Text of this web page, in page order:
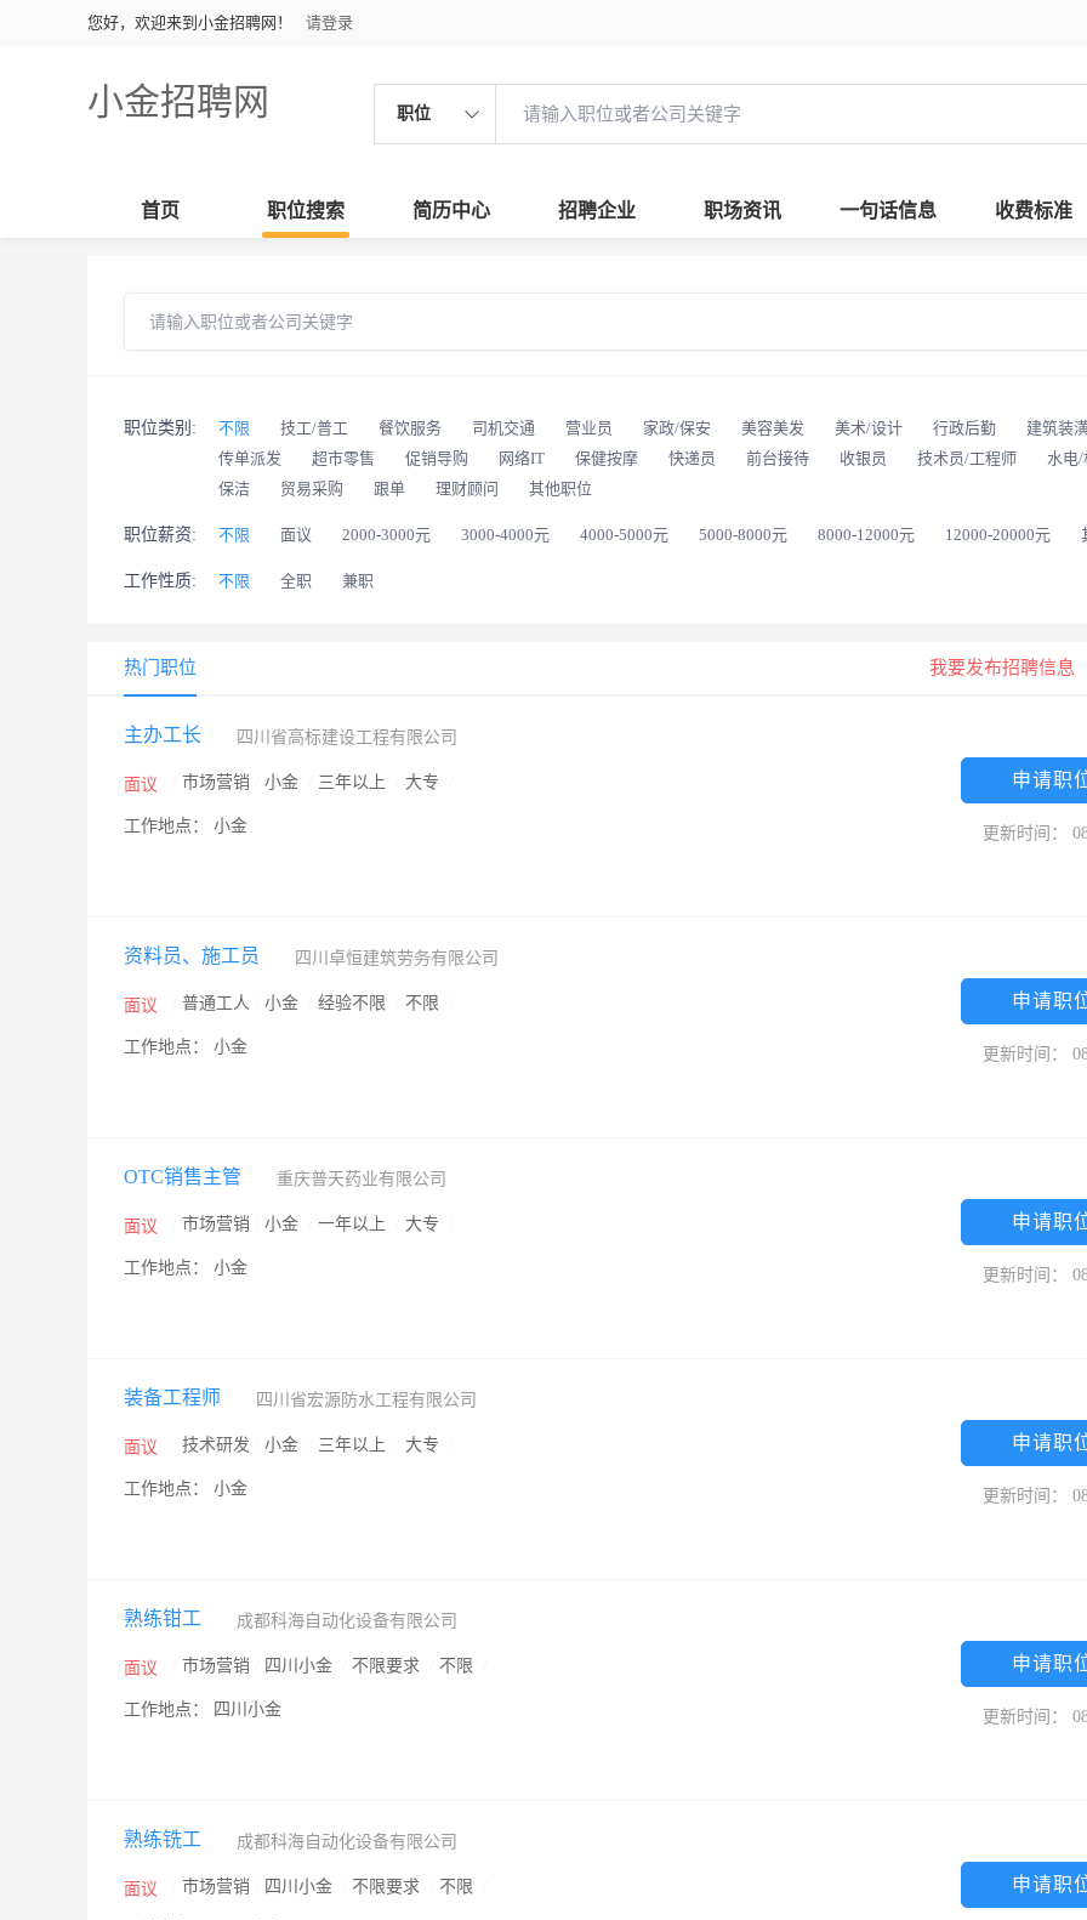
您好，欢迎来到小金招聘网！ 请登录
小金招聘网 职位
首页 职位搜索 简历中心 招聘企业 职场资讯 一句话信息 收费标准
职位类别: 不限 技工/普工 餐饮服务 司机交通 营业员 家政/保安 美容美发 美术/设计 行政后勤 建筑装
传单派发
超市零售 促销导购 网络IT 保健按摩 快递员 前台接待 收银员 技术员/工程师 水电/
保洁
贸易采购 跟单 理财顾问 其他职位
职位薪资: 不限 面议 2000-3000元 3000-4000元 4000-5000元 5000-8000元 8000-12000元 12000-20000元
工作性质: 不限 全职 兼职
热门职位 我要发布招聘信息
主办工长 四川省高标建设工程有限公司
面议 市场营销 小金 三年以上 大专
工作地点： 小金
申请职
更新时间：
资料员、施工员 四川卓恒建筑劳务有限公司
面议 普通工人 小金 经验不限 不限
工作地点： 小金
申请职
更新时间：
OTC销售主管 重庆普天药业有限公司
面议 市场营销 小金 一年以上 大专
工作地点： 小金
申请职
更新时间：
装备工程师 四川省宏源防水工程有限公司
面议 技术研发 小金 三年以上 大专
工作地点： 小金
申请职
更新时间：
熟练钳工 成都科海自动化设备有限公司
面议 市场营销 四川小金 不限要求 不限
工作地点： 四川小金
申请职
更新时间：
熟练铣工 成都科海自动化设备有限公司
面议 市场营销 四川小金 不限要求 不限 申请职